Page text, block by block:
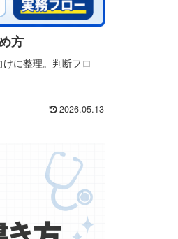
方
に整理。判断フロ
2026.05.13